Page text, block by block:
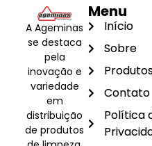
A Ageminas
se destaca
pela
inovação e
variedade
em
distribuição
de produtos
Menu
Início
Sobre
Contato
Política